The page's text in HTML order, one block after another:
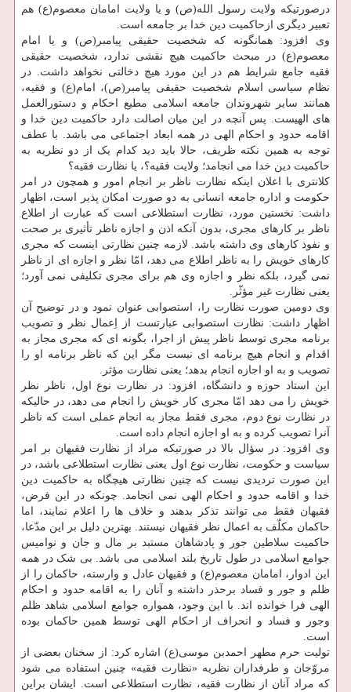
درصورتیکه ولایت رسول الله(ص) و یا ولایت امامان معصوم(ع) هم
تعبیر دیگری ازحاکمیت دین خدا بر جامعه است.
وی افزود: همانگونه که شخصیت حقیقی پیامبر(ص) و یا امام
معصوم(ع) در مبحث حاکمیت هیچ نقشی ندارد، شخصیت حقیقی
فقیه جامع شرایط هم در این مورد هیچ دخالتی نخواهد داشت. در
نظام سیاسی اسلام شخصیت حقیقی پیامبر(ص)، امام(ع) و فقیه،
همانند سایر شهروندان جامعه اسلامی مطیع احکام و دستورالعمل
های الهیست. پس آنچه در این میان اصالت دارد حاکمیت دین خدا و
اقامه حدود و احکام الهی در همه ابعاد اجتماعی می باشد. با عطف
توجه به همین نکته ظریف، حالا باید دید کدام یک از دو نظریه به
حاکمیت دین خدا می انجامد؛ ولایت فقیه؟، یا نظارت فقیه؟
کلانتری با اعلان اینکه نظارت ناظر بر انجام امور و همچون در امر
حکومت و اداره جامعه انسانی به دو صورت امکان پذیر است، اظهار
داشت: نخستین مورد، نظارت استطلاعی است که عبارت از اطلاع
ناظر بر کارهای مجری، بدون آنکه اذن و اجازه ناظر تأثیری بر صحت
و نفوذ کارهای وی داشته باشد. لازمه چنین نظارتی اینست که مجری
کارهای خویش را به ناظر اطلاع می دهد، امّا نظر و اجازه ای از ناظر
نمی گیرد، بلکه نظر و اجازه وی هم برای مجری تکلیفی نمی آورد؛
یعنی نظارت غیر مؤثّر.
وی دومین صورت نظارت را، استصوابی عنوان نمود و در توضیح آن
اظهار داشت: نظارت استصوابی عبارتست از اِعمال نظر و تصویب
برنامه مجری توسط ناظر پیش از اجرا، بگونه ای که مجری مجاز به
اقدام و انجام هیچ برنامه ای نیست مگر این که ناظر برنامه او را
تصویب و به او اجازه انجام بدهد؛ یعنی نظارت مؤثر.
این استاد حوزه و دانشگاه، افزود: در نظارت نوع اول، ناظر نظر
خویش را می دهد امّا مجری کار خویش را انجام می دهد، در حالیکه
در نظارت نوع دوم، مجری فقط مجاز به انجام عملی است که ناظر
آنرا تصویب کرده و به او اجازه انجام داده است.
وی افزود: در سؤال بالا در صورتیکه مراد از نظارت فقیهان بر امر
سیاست و حکومت، نظارت نوع اول یعنی نظارت استطلاعی باشد، در
این صورت تردیدی نیست که چنین نظارتی هیچگاه به حاکمیت دین
خدا و اقامه حدود و احکام الهی نمی انجامد. چونکه در این فرض،
فقیهان فقط می توانند تذکر بدهند و خلاف ها را اعلام نمایند، اما
حاکمان مکلّف به اعمال نظر فقیهان نیستند. بهترین دلیل بر این مدّعا،
حاکمیت سلاطین جور و پادشاهان مستبد بر مال و جان و نوامیس
جوامع اسلامی در طول تاریخ بلند اسلامی می باشد. بی شک در همه
این ادوار، امامان معصوم(ع) و فقیهان عادل و وارسته، حاکمان را از
ظلم و جور و فساد برحذر داشته و آنان را به اقامه حدود و احکام
الهی فرا خوانده اند. با این وجود، همواره جوامع اسلامی شاهد ظلم
وجور و فساد و انحراف از احکام الهی توسط همین حاکمان بوده
است.
تولیت حرم مطهر احمدبن موسی(ع) اشاره کرد: از سخنان بعضی از
مروّجان و طرفداران نظریه «نظارت فقیه» چنین استفاده می شود
که مراد آنان از نظارت فقیه، نظارت استطلاعی است. ایشان براین